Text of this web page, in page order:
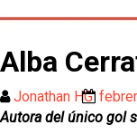
Alba
Jonathan HG
Autora del único gol